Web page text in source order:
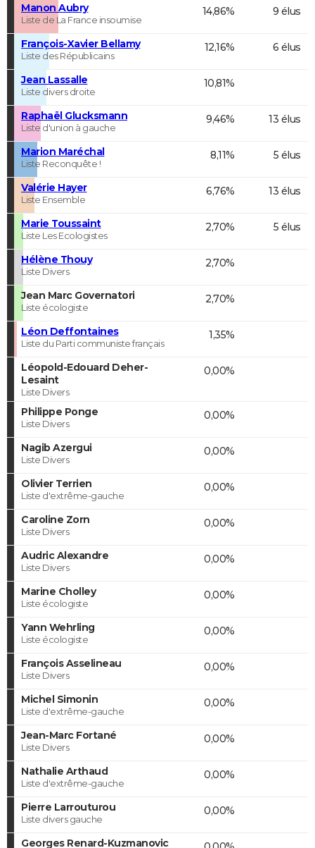
Manon Aubry
Liste de La France insoumise
14,86% 9 élus
François-Xavier Bellamy
Liste des Républicains
12,16% 6 élus
Jean Lassalle
Liste divers droite
10,81%
Raphaël Glucksmann
Liste d'union à gauche
9,46% 13 élus
Marion Maréchal
Liste Reconquête !
8,11% 5 élus
Valérie Hayer
Liste Ensemble
6,76% 13 élus
Marie Toussaint
Liste Les Ecologistes
2,70% 5 élus
Hélène Thouy
Liste Divers
2,70%
Jean Marc Governatori
Liste écologiste
2,70%
Léon Deffontaines
Liste du Parti communiste français
1,35%
Léopold-Edouard Deher-
Lesaint
Liste Divers
0,00%
Philippe Ponge
Liste Divers
0,00%
Nagib Azergui
Liste Divers
0,00%
Olivier Terrien
Liste d'extrême-gauche
0,00%
Caroline Zorn
Liste Divers
0,00%
Audric Alexandre
Liste Divers
0,00%
Marine Cholley
Liste écologiste
0,00%
Yann Wehrling
Liste écologiste
0,00%
François Asselineau
Liste Divers
0,00%
Michel Simonin
Liste d'extrême-gauche
0,00%
Jean-Marc Fortané
Liste Divers
0,00%
Nathalie Arthaud
Liste d'extrême-gauche
0,00%
Pierre Larrouturou
Liste divers gauche
0,00%
Georges Renard-Kuzmanovic